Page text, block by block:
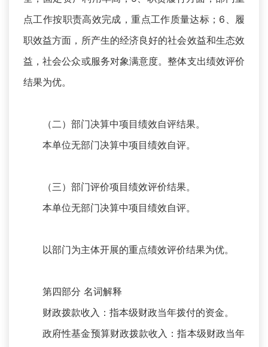
点工作按职责高效完成，重点工作质量达标；6、履
职效益方面，所产生的经济良好的社会效益和生态效
益，社会公众或服务对象满意度。整体支出绩效评价
结果为优。
（二）部门决算中项目绩效自评结果。
本单位无部门决算中项目绩效自评。
（三）部门评价项目绩效评价结果。
本单位无部门决算中项目绩效自评。
以部门为主体开展的重点绩效评价结果为优。
第四部分 名词解释
财政拨款收入：指本级财政当年拨付的资金。
政府性基金预算财政拨款收入：指本级财政当年